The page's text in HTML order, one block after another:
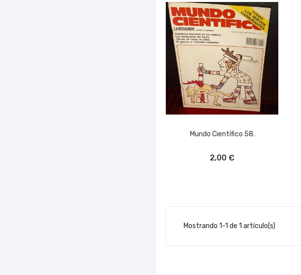
Mundo Científico 58.
2,00 €
Mostrando 1-1 de 1 artículo(s)